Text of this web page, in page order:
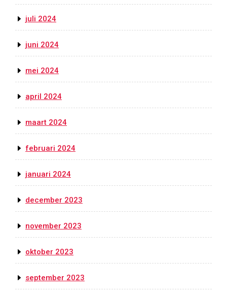
juli 2024
juni 2024
mei 2024
april 2024
maart 2024
februari 2024
januari 2024
december 2023
november 2023
oktober 2023
september 2023